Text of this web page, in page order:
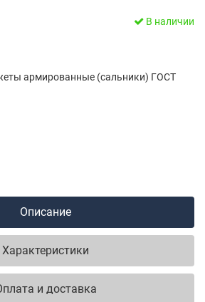
В наличии
армированные (сальники) ГОСТ
Описание
Характеристики
и доставка